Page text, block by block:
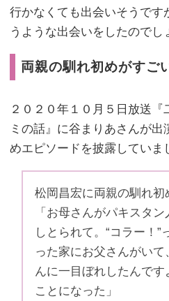
行かなくても出会いそうです
うような出会いをしたのでし
両親の馴れ初めがすご
２０２０年１０月５日放送
ミの話』に谷まりあさんが
めエピソードを披露していま
松岡昌宏に両親の馴れ初
「お母さんがパキスタ
しとられて。“コラー！”
った家にお父さんがいて
んに一目ぼれしたんです
ことになった」